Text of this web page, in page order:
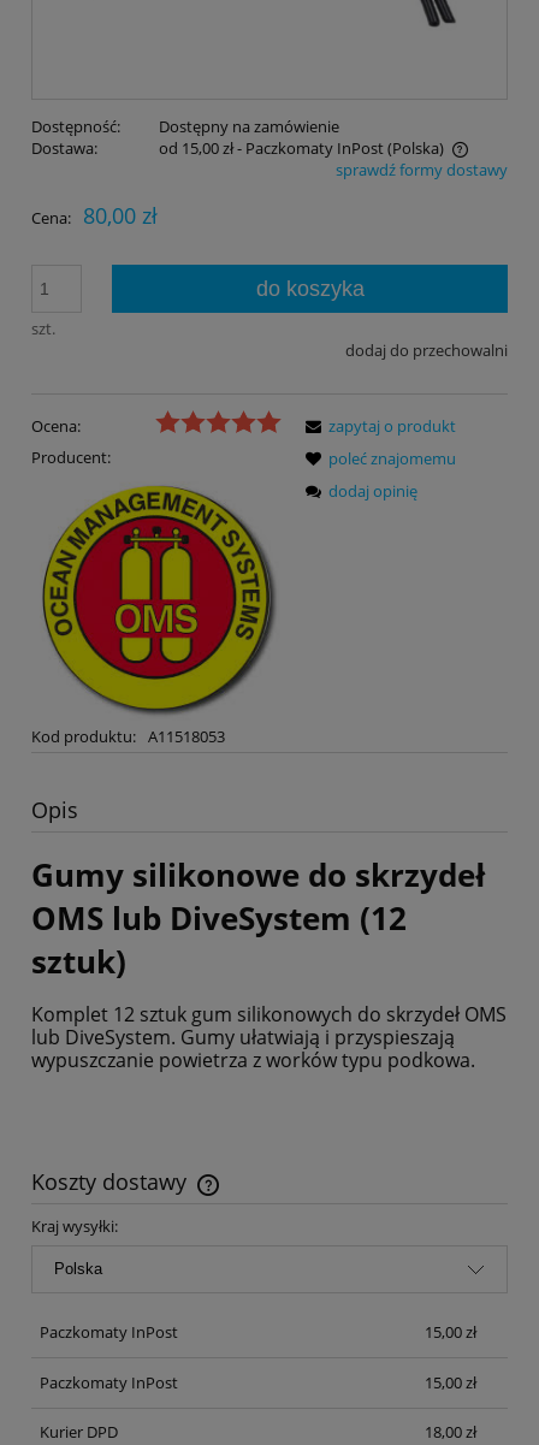
Dostępność:
Dostępny na zamówienie
Dostawa:
od 15,00 zł- Paczkomaty InPost(Polska)
Cena nie zawiera ewentualnych kosztów płatnościsprawdź formy dostawy
Cena: 80,00 zł
szt.
do koszyka
dodaj do przechowalni
Ocena:
Producent:
Kod produktu: A11518053
zapytaj o produkt
poleć znajomemu
dodaj opinię
Opis
Gumy silikonowe do skrzydeł
OMS lub DiveSystem (12
sztuk)
Komplet 12 sztuk gum silikonowych do skrzydeł OMS
lub DiveSystem. Gumy ułatwiają i przyspieszają
wypuszczanie powietrza z worków typu podkowa.
Koszty dostawy
Cena nie zawiera ewentualnych kosztów płatności
Kraj wysyłki:
Paczkomaty InPost 15,00 zł
Paczkomaty InPost 15,00 zł
Kurier DPD 18,00 zł